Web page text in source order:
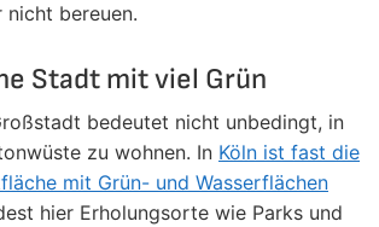
nicht bereuen.
Stadt mit viel Grün
bedeutet nicht unbedingt, in
zu wohnen. In Köln ist fast die
mit Grün- und Wasserflächen
hier Erholungsorte wie Parks und